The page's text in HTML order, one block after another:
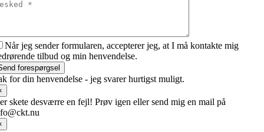
Når jeg sender formularen, accepterer jeg, at I må kontakte mig
tilbud og min henvendelse.
forespørgsel
for din henvendelse - jeg svarer hurtigst muligt.
skete desværre en fejl! Prøv igen eller send mig en mail på